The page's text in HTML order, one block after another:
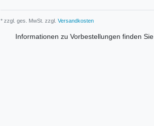
* zzgl. ges. MwSt. zzgl. Versandkosten
Informationen zu Vorbestellungen finden Sie